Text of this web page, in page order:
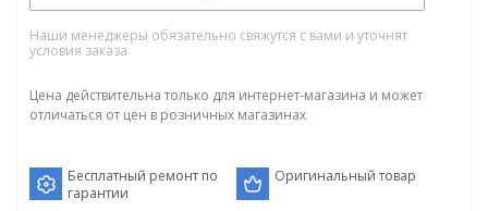
Наши менеджеры обязательно свяжутся с вами и уточнят
условия заказа
Цена действительна только для интернет-магазина и может
отличаться от цен в розничных магазинах
Бесплатный ремонт по
гарантии
Оригинальный товар